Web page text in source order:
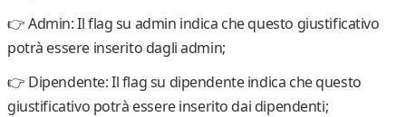
👉Admin: Il flag su admin indica che questo giustificativo
potrà essere inserito dagli admin;
👉 Dipendente:Il flag su dipendente indica che questo
giustificativo potrà essere inserito dai dipendenti;